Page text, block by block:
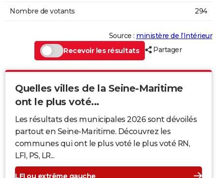
Nombre de votants 294
Source : ministère de l’Intérieur
Recevoir les résultats
Partager
Quelles villes de la Seine-Maritime
ont le plus voté...
Les résultats des municipales 2026 sont dévoilés
partout en Seine-Maritime. Découvrez les
communes qui ont le plus voté le plus voté RN,
LFI, PS, LR...
LFI ou extrême gauche